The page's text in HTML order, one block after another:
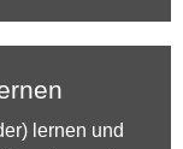
lernen und